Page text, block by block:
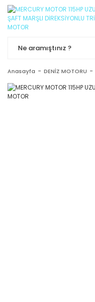
Anasayfa DENİZ MOTORU